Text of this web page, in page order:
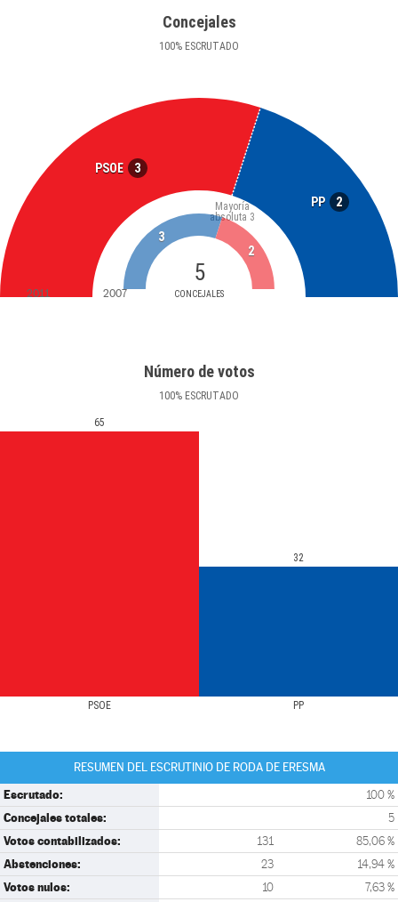
Concejales
100% ESCRUTADO
PSOE 3
PP 2
5
CONCEJALES
Mayoría
absoluta 3
3
2
2011 2007
Número de votos
100% ESCRUTADO
PSOE PP
65
32
RESUMEN DEL ESCRUTINIO DE RODA DE ERESMA
Escrutado: 100 %
Concejales totales: 5
Votos contabilizados: 131 85,06 %
Abstenciones: 23 14,94 %
Votos nulos: 10 7,63 %